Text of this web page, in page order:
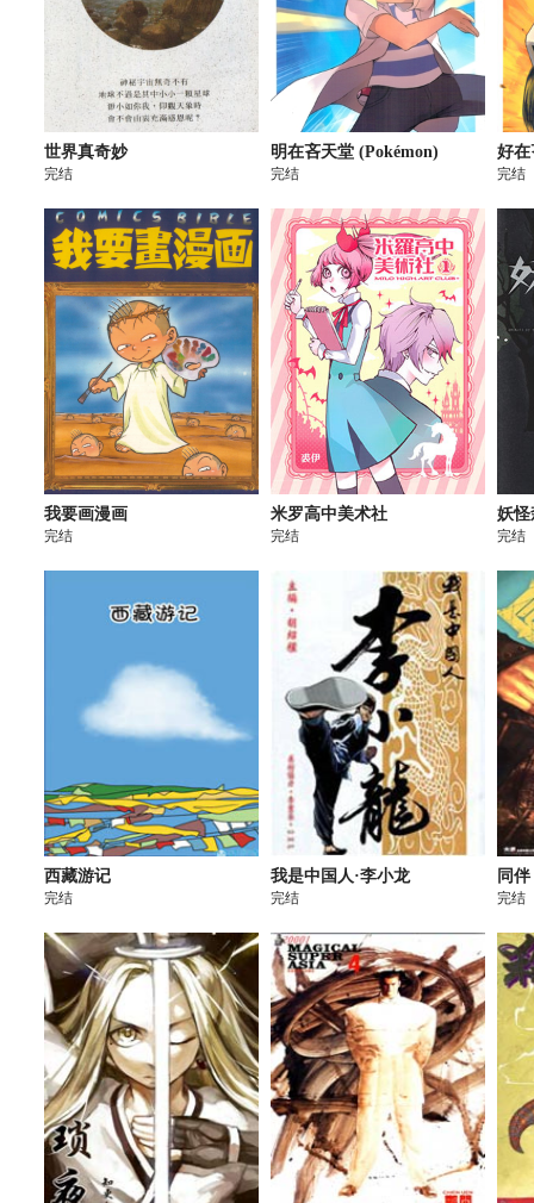
世界真奇妙
完结
明在吝天堂 (Pokémon)
完结
好在
完结
我要画漫画
完结
米罗高中美术社
完结
妖怪
完结
西藏游记
完结
我是中国人·李小龙
完结
同伴
完结